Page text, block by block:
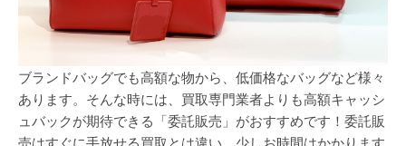
ブランドバッグでも高額な物から、低価格なバッグなど様々
あります。そんな時には、買取専門業者よりも高額キャッシ
ュバックが期待できる「委託販売」がおすすめです！委託販